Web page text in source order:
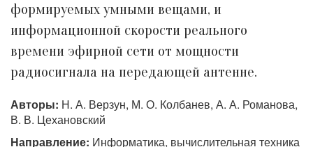
формируемых умными вещами, и
информационной скорости реального
времени эфирной сети от мощности
радиосигнала на передающей антенне.
Авторы: Н. А. Верзун, М. О. Колбанев, А. А. Романова,
В. В. Цехановский
Направление: Информатика, вычислительная техника